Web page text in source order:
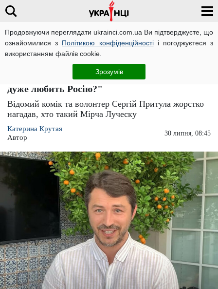
Продовжуючи переглядати ukrainci.com.ua Ви підтверджуєте, що
ознайомилися з Політикою конфіденційностіі погоджуєтеся з
використанням файлів cookie.
Зрозумів
Україна
Притула гарно пройшовся по ставленику
Суркісів і Медведчука: "Це той Луческу що
дуже любить Росію?"
Відомий комік та волонтер Сергій Притула жорстко
нагадав, хто такий Мірча Луческу
Катерина Крутая
Автор
30 липня, 08:45